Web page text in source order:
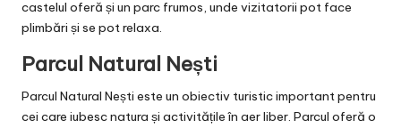
castelul oferă și un parc frumos, unde vizitatorii pot face
plimbări și se pot relaxa.
Parcul Natural Nești
Parcul Natural Nești este un obiectiv turistic important pentru
cei care iubesc natura și activitățile în aer liber. Parcul oferă o